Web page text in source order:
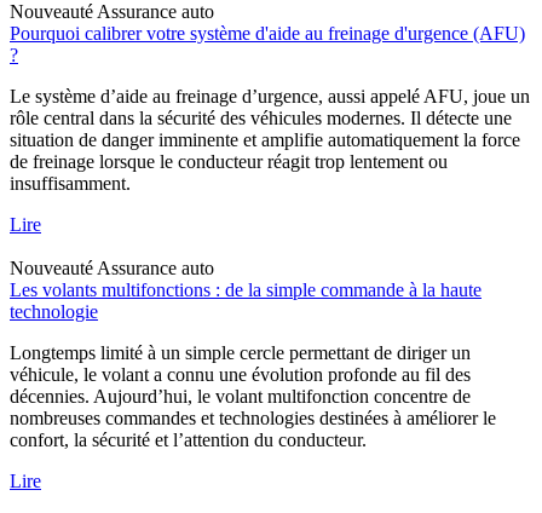
Nouveauté Assurance auto
Pourquoi calibrer votre système d'aide au freinage d'urgence (AFU)
?
Le système d’aide au freinage d’urgence, aussi appelé AFU, joue un
rôle central dans la sécurité des véhicules modernes. Il détecte une
situation de danger imminente et amplifie automatiquement la force
de freinage lorsque le conducteur réagit trop lentement ou
insuffisamment.
Lire
Nouveauté Assurance auto
Les volants multifonctions : de la simple commande à la haute
technologie
Longtemps limité à un simple cercle permettant de diriger un
véhicule, le volant a connu une évolution profonde au fil des
décennies. Aujourd’hui, le volant multifonction concentre de
nombreuses commandes et technologies destinées à améliorer le
confort, la sécurité et l’attention du conducteur.
Lire